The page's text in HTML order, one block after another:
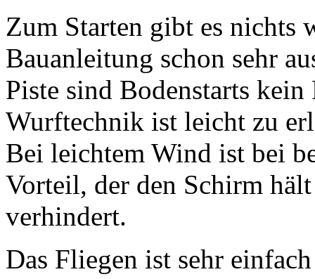
Zum Starten gibt es nichts
Bauanleitung schon sehr
Piste sind Bodenstarts
Wurftechnik ist leicht zu
Bei leichtem Wind ist bei
Vorteil, der den Schirm
verhindert.
Das Fliegen ist sehr